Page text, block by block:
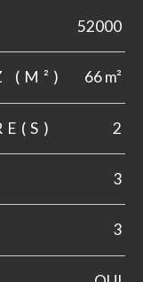
52000
(M²) 66 m²
2
3
3